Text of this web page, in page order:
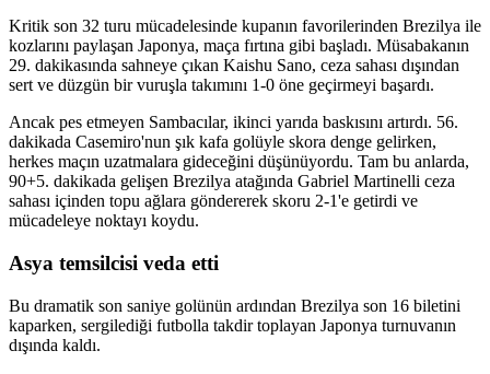
Kritik son 32 turu mücadelesinde kupanın favorilerinden Brezilya ile
kozlarını paylaşan Japonya, maça fırtına gibi başladı. Müsabakanın
29. dakikasında sahneye çıkan Kaishu Sano, ceza sahası dışından
sert ve düzgün bir vuruşla takımını 1-0 öne geçirmeyi başardı.
Ancak pes etmeyen Sambacılar, ikinci yarıda baskısını artırdı. 56.
dakikada Casemiro'nun şık kafa golüyle skora denge gelirken,
herkes maçın uzatmalara gideceğini düşünüyordu. Tam bu anlarda,
90+5. dakikada gelişen Brezilya atağında Gabriel Martinelli ceza
sahası içinden topu ağlara göndererek skoru 2-1'e getirdi ve
mücadeleye noktayı koydu.
Asya temsilcisi veda etti
Bu dramatik son saniye golünün ardından Brezilya son 16 biletini
kaparken, sergilediği futbolla takdir toplayan Japonya turnuvanın
dışında kaldı.